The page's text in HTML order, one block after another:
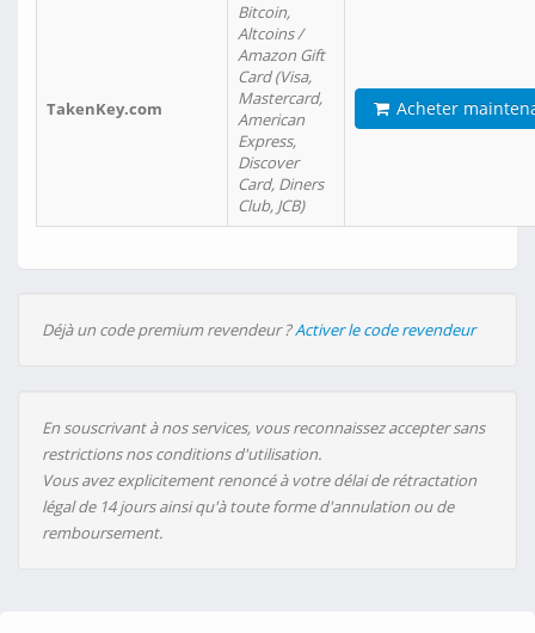
TakenKey.com
Bitcoin,
Altcoins /
Amazon Gift
Card (Visa,
Mastercard,
American
Express,
Discover
Card, Diners
Club, JCB)
Acheter
Déjà un code premium revendeur ?Activer le code revendeur
En souscrivant à nos services, vous reconnaissez accepter sans
restrictions nos conditions d'utilisation.
Vous avez explicitement renoncé à votre délai de rétractation
légal de 14 jours ainsi qu'à toute forme d'annulation ou de
remboursement.